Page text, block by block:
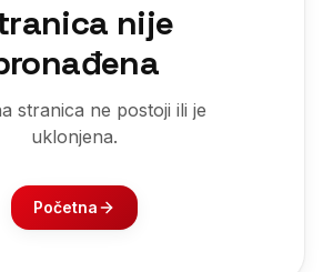
nije
stranica ne postoji ili je
uklonjena.
Početna